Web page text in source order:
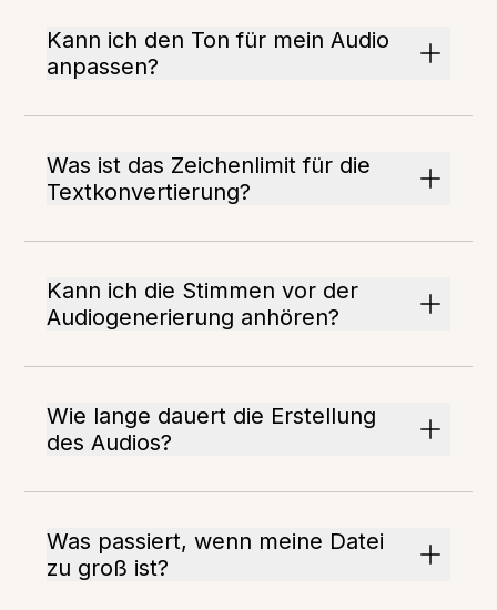
Kann ich den Ton für mein Audio
anpassen?
Was ist das Zeichenlimit für die
Textkonvertierung?
Kann ich die Stimmen vor der
Audiogenerierung anhören?
Wie lange dauert die Erstellung
des Audios?
Was passiert, wenn meine Datei
zu groß ist?